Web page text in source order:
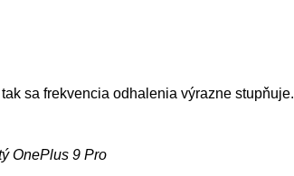
sa frekvencia odhalenia výrazne stupňuje.
OnePlus 9 Pro